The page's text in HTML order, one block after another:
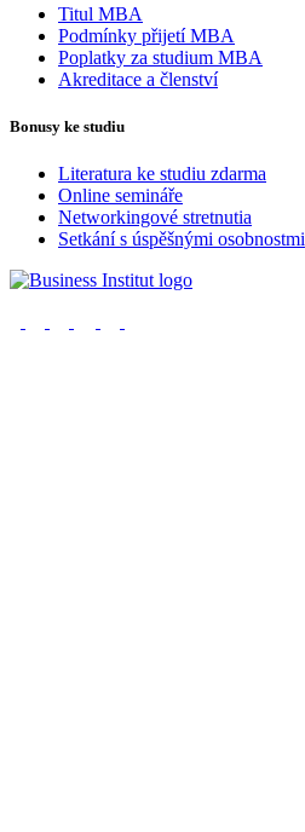
Titul MBA
Podmínky přijetí MBA
Poplatky za studium MBA
Akreditace a členství
Bonusy ke studiu
Literatura ke studiu zdarma
Online semináře
Networkingové stretnutia
Setkání s úspěšnými osobnostmi